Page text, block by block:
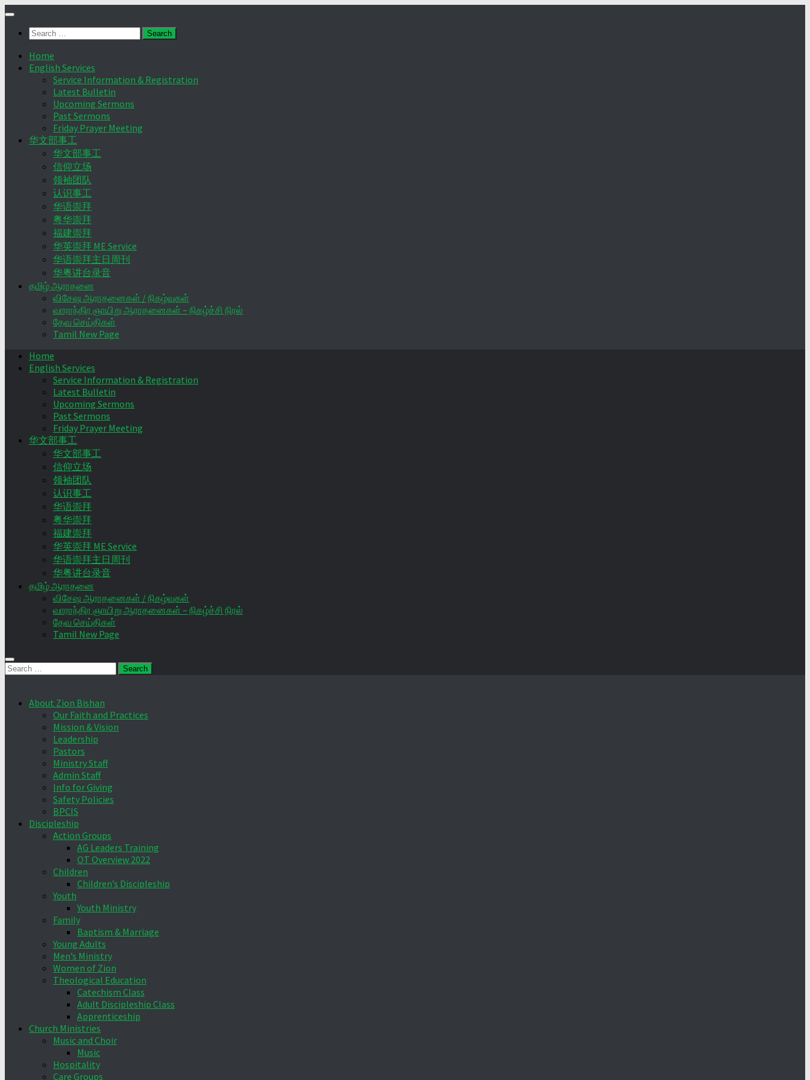
Skip
contentSearch
Home
English Services
Service Information & Registration
Latest Bulletin
Upcoming Sermons
Past Sermons
Friday Prayer Meeting
华文部事工
华文部事工
信仰立场
领袖团队
认识事工
华语崇拜
粤华崇拜
福建崇拜
华英崇拜 ME Service
华语崇拜主日周刊
华粤讲台录音
தமிழ் ஆராதனை
விசேஷ ஆராதனைகள் / நிகழ்வுகள்
வாராந்திர ஞாயிறு ஆராதனைகள் – நிகழ்ச்சி நிரல்
தேவ செய்திகள்
Tamil New Page
Home
English Services
Service Information & Registration
Latest Bulletin
Upcoming Sermons
Past Sermons
Friday Prayer Meeting
华文部事工
华文部事工
信仰立场
领袖团队
认识事工
华语崇拜
粤华崇拜
福建崇拜
华英崇拜 ME Service
华语崇拜主日周刊
华粤讲台录音
தமிழ் ஆராதனை
விசேஷ ஆராதனைகள் / நிகழ்வுகள்
வாராந்திர ஞாயிறு ஆராதனைகள் – நிகழ்ச்சி நிரல்
தேவ செய்திகள்
Tamil New Page
Search
About Zion Bishan
Our Faith and Practices
Mission & Vision
Leadership
Pastors
Ministry Staff
Admin Staff
Info for Giving
Safety Policies
BPCIS
Discipleship
Action Groups
AG Leaders Training
OT Overview 2022
Children
Children’s Discipleship
Youth
Youth Ministry
Family
Baptism & Marriage
Young Adults
Men’s Ministry
Women of Zion
Theological Education
Catechism Class
Adult Discipleship Class
Apprenticeship
Church Ministries
Music and Choir
Music
Hospitality
Care Groups